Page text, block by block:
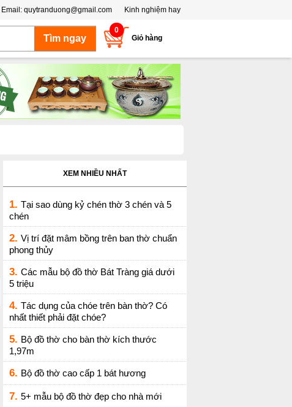
Email: quytranduong@gmail.com Kinh nghiệm hay
0
Giỏ hàng
XEM NHIỀU NHẤT
1. Tại sao dùng kỷ chén thờ 3 chén và 5
chén
2. Vị trí đặt mâm bồng trên ban thờ chuẩn
phong thủy
3. Các mẫu bộ đồ thờ Bát Tràng giá dưới
5 triệu
4. Tác dụng của chóe trên bàn thờ? Có
nhất thiết phải đặt chóe?
5. Bộ đồ thờ cho bàn thờ kích thước
1,97m
6. Bộ đồ thờ cao cấp 1 bát hương
7. 5+ mẫu bộ đồ thờ đẹp cho nhà mới